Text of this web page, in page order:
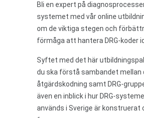
Bli en expert på
systemet med vår online
om de viktiga stegen och
förmåga att hantera DRG-koder
Syftet med det här
du ska förstå sambandet mellan
åtgärdskodning samt DRG-
även en inblick i hur DRG-
används i Sverige är konstruerat